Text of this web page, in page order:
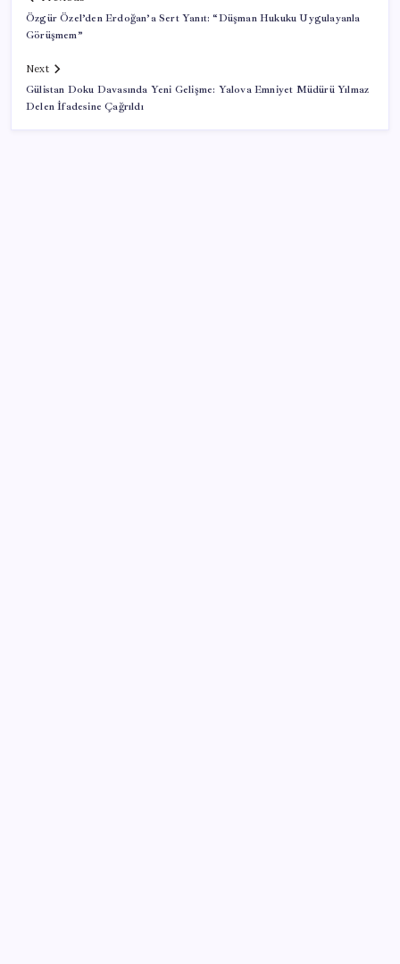
Özgür Özel’den Erdoğan’a Sert Yanıt: “Düşman Hukuku Uygulayanla
Görüşmem”
Next
Gülistan Doku Davasında Yeni Gelişme: Yalova Emniyet Müdürü Yılmaz
Delen İfadesine Çağrıldı